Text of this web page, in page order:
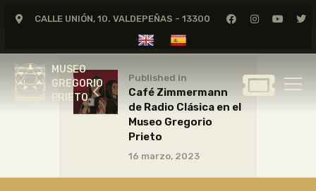
CALLE UNIÓN, 10. VALDEPEÑAS - 13300
MUSEO
GREGORIO
PRIETO
MUSEO
GREGORIO
GREGORIO PRIETO
CERTAMEN DE DIBUJO
Published in
Café Zimmermann
de Radio Clásica en el
Museo Gregorio
Prieto
16 marzo, 2023